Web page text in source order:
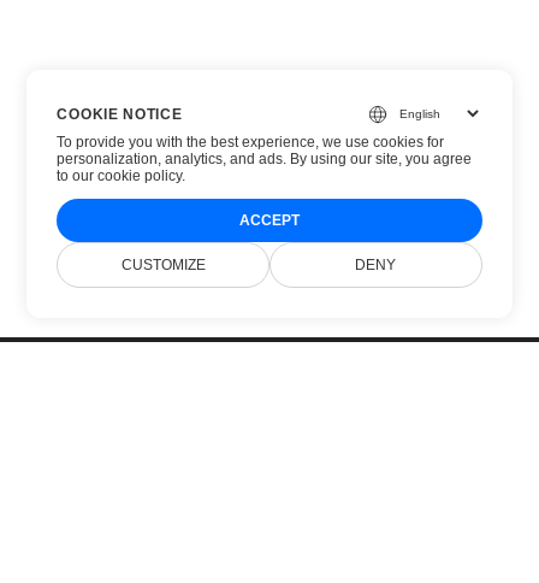
COOKIE NOTICE
To provide you with the best experience, we use cookies for
personalization, analytics, and ads. By using our site, you agree
toour cookie policy.
ACCEPT
CUSTOMIZE DENY